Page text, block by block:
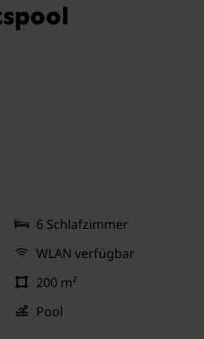
6 Schlafzimmer
WLAN verfügbar
200 m²
Pool